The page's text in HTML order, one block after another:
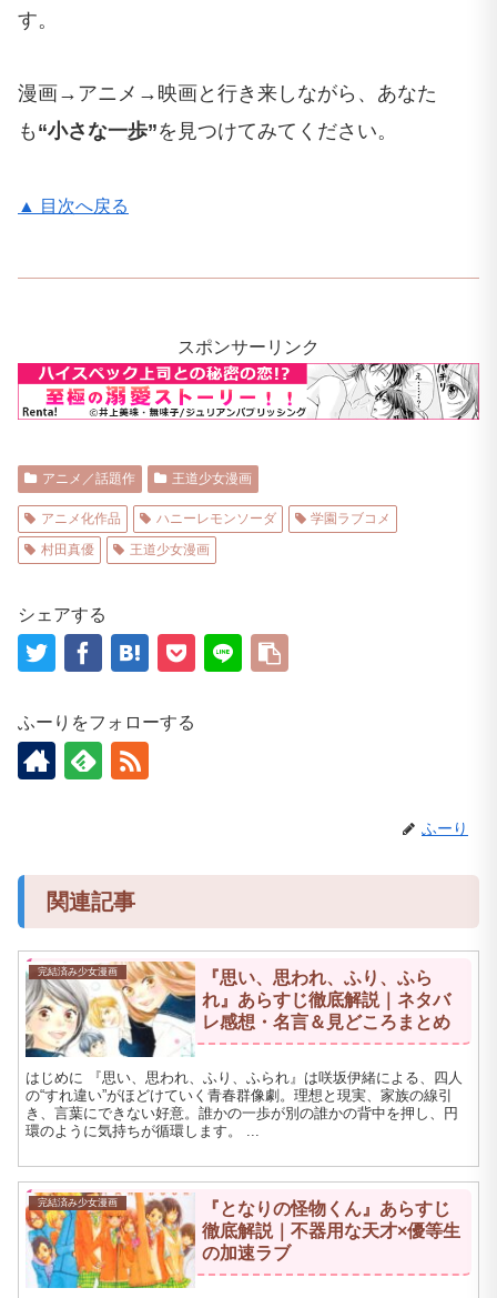
す。
漫画→アニメ→映画と行き来しながら、あなた
も “小さな一歩”を見つけてみてください。
▲ 目次へ戻る
スポンサーリンク
アニメ／話題作 王道少女漫画
アニメ化作品 ハニーレモンソーダ
学園ラブコメ
村田真優
王道少女漫画
シェアする
ふーりをフォローする
ふーり
関連記事
完結済み少女漫画
『思い、思われ、ふり、ふら
れ』あらすじ徹底解説｜ネタバ
レ感想・名言＆見どころまとめ
はじめに 『思い、思われ、ふり、ふられ』は咲坂伊緒による、四人
の“すれ違い”がほどけていく青春群像劇。理想と現実、家族の線引
き、言葉にできない好意。誰かの一歩が別の誰かの背中を押し、円
環のように気持ちが循環します。 ...
完結済み少女漫画
『となりの怪物くん』あらすじ
徹底解説｜不器用な天才×優等生
の加速ラブ